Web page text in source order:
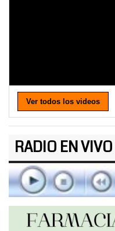
Ver todos los videos
RADIO EN VIVO